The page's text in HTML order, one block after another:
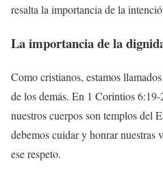
resalta la importancia de la
La importancia de la
Como cristianos, estamos
de los demás. En 1 Corintios 6:19-
nuestros cuerpos son templos del
debemos cuidar y honrar nuestras
ese respeto.